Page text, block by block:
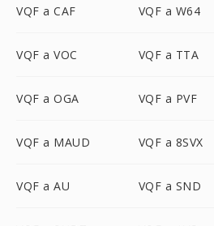
VQF a CAF VQF a W64
VQF a VOC VQF a TTA
VQF a OGA VQF a PVF
VQF a MAUD VQF a 8SVX
VQF a AU VQF a SND